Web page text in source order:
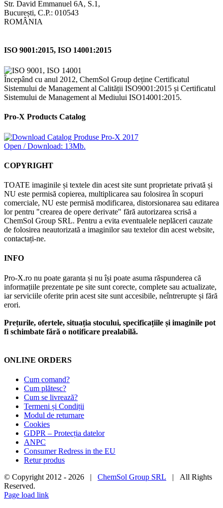
Str. David Emmanuel 6A, S.1,
București, C.P.: 010543
ROMÂNIA
ISO 9001:2015, ISO 14001:2015
Începând cu anul 2012, ChemSol Group deține Certificatul
Sistemului de Management al Calității ISO9001:2015 și Certificatul
Sistemului de Management al Mediului ISO14001:2015.
Pro-X Products Catalog
Open / Download: 13Mb.
COPYRIGHT
TOATE imaginile și textele din acest site sunt proprietate privată și
NU este permisă copierea, multiplicarea sau folosirea în scopuri
comerciale, NU este permisă modificarea, distorsionarea sau editarea
lor pentru "crearea de opere derivate" fără autorizarea scrisă a
ChemSol Group SRL. Pentru a evita eventualele neplăceri cauzate
de folosirea neautorizată a imaginilor sau textelor din acest website,
contactați-ne.
INFO
Pro-X.ro nu poate garanta și nu își poate asuma răspunderea că
informațiile prezentate pe site sunt corecte, complete sau actualizate,
iar serviciile oferite prin acest site sunt accesibile, neîntrerupte și fără
erori.
Prețurile, ofertele, situația stocului, specificațiile și imaginile pot
fi schimbate fără o notificare prealabilă.
ONLINE ORDERS
Cum comand?
Cum plătesc?
Cum se livrează?
Termeni și Condiții
Modul de returnare
Cookies
GDPR – Protecția datelor
ANPC
Consumer Redress in the EU
Retur produs
© Copyright 2012 - 2026 | ChemSol Group SRL | All Rights
Reserved.
Page load link